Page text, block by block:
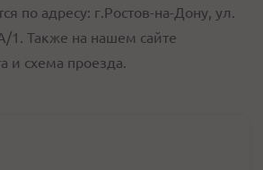
по адресу: г.Ростов-на-Дону, ул.
1. Также на нашем сайте
и схема проезда.